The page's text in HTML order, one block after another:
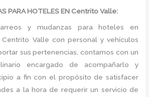
PARA HOTELES EN Centrito Valle:
y mudanzas para hoteles en
Valle con personal y vehículos
sus pertenencias, contamos con un
encargado de acompañarlo y
a fin con el propósito de satisfacer
a la hora de requerir un servicio de